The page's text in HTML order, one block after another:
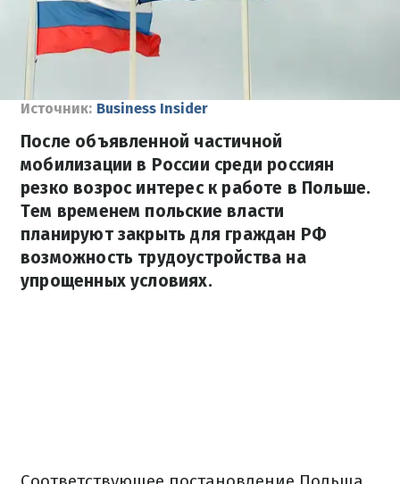
Источник: Business Insider
После объявленной частичной
мобилизации в России среди россиян
резко возрос интерес к работе в Польше.
Тем временем польские власти
планируют закрыть для граждан РФ
возможность трудоустройства на
упрощенных условиях.